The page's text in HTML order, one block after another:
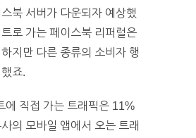
북 서버가 다운되자 예상했
로 가는 페이스북 리퍼럴은
지만 다른 종류의 소비자 행
죠.
에 직접 가는 트래픽은 11%
의 모바일 앱에서 오는 트래